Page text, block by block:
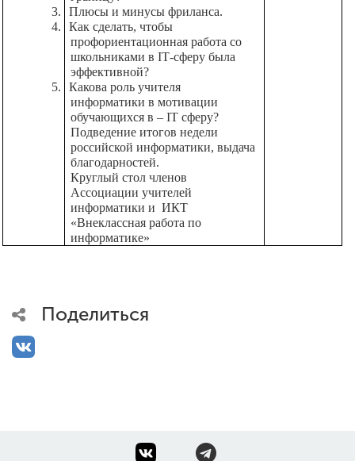
3.
Плюсы и минусы фриланса.
4.
Как сделать, чтобы
профориентационная работа со
школьниками вIT-сферу была
эффективной?
5.
Какова роль учителя
информатики в мотивации
обучающихся в –IT сферу?
Подведение итогов недели
российской информатики, выдача
благодарностей.
Круглый стол членов
Ассоциации учителей
информатики и ИКТ
«Внеклассная работа по
информатике»
Поделиться